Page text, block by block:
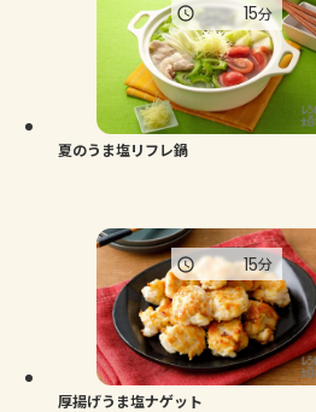
夏のうま塩リフレ鍋
15分
厚揚げうま塩ナゲット
15分